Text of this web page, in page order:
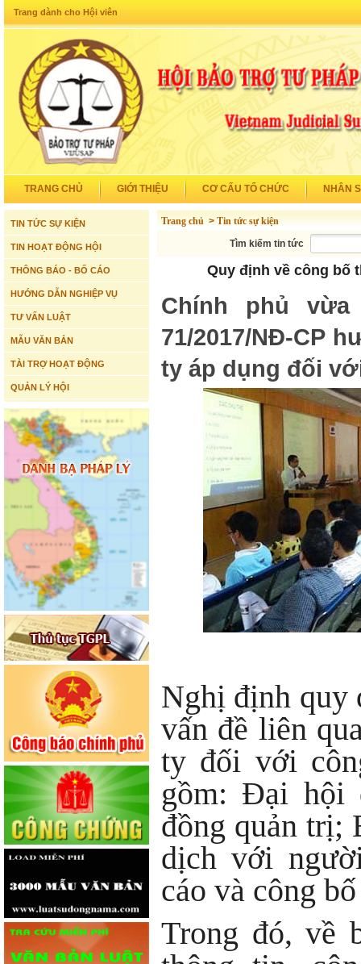
Trang dành cho Hội viên
TRANG CHỦ GIỚI THIỆU CƠ CẤU TỔ CHỨC NHÂN
TIN TỨC SỰ KIỆN
TIN HOẠT ĐỘNG HỘI
THÔNG BÁO - BỐ CÁO
HƯỚNG DẪN NGHIỆP VỤ
TƯ VẤN LUẬT
MẪU VĂN BẢN
TÀI TRỢ HOẠT ĐỘNG
QUẢN LÝ HỘI
Trang chủ > Tin tức sự kiện
Tìm kiếm tin tức
Quy định về công bố
Chính phủ
71/2017/NĐ-CP
ty áp dụng đối
Nghị định quy
vấn đề liên
ty đối với
gồm: Đại hội
đồng quản trị;
dịch với
cáo và công
Trong đó, về